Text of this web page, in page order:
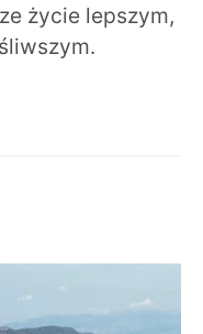
życie lepszym,